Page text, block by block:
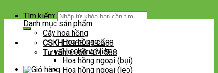
Tìm kiếm:
CSKH:0968 749 588
Tư vấn:0968 431 588
Danh mục sản phẩm
Cây hoa hồng
Hoa hồng cổ
Hoa hồng Việt
Hoa hồng ngoại (bụi)
Hoa hồng ngoại (leo)